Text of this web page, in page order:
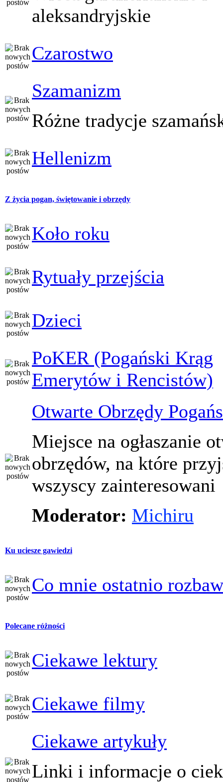
aleksandryjskie
Czarostwo
Szamanizm
Różne tradycje
Hellenizm
Z życia pogan, świętowanie i obrzędy
Koło roku
Rytuały przejścia
Dzieci
PoKER (Pogański Krąg
Emerytów i Rencistów)
Otwarte Obrzędy
Miejsce na ogłaszanie
obrzędów, na które
wszyscy zainteresowani
Moderator: Michiru
Ku uciesze gawiedzi
Co mnie ostatnio
Polecane różności
Ciekawe lektury
Ciekawe filmy
Ciekawe artykuły
Linki i informacje o